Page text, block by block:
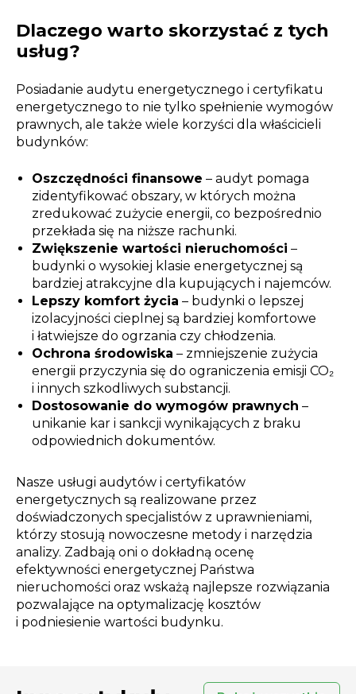
Dlaczego warto skorzystać z tych
usług?
Posiadanie audytu energetycznego i certyfikatu
energetycznego to nie tylko spełnienie wymogów
prawnych, ale także wiele korzyści dla właścicieli
budynków:
Oszczędności finansowe – audyt pomaga
zidentyfikować obszary, w których można
zredukować zużycie energii, co bezpośrednio
przekłada się na niższe rachunki.
Zwiększenie wartości nieruchomości –
budynki o wysokiej klasie energetycznej są
bardziej atrakcyjne dla kupujących i najemców.
Lepszy komfort życia – budynki o lepszej
izolacyjności cieplnej są bardziej komfortowe
i łatwiejsze do ogrzania czy chłodzenia.
Ochrona środowiska – zmniejszenie zużycia
energii przyczynia się do ograniczenia emisji CO₂
i innych szkodliwych substancji.
Dostosowanie do wymogów prawnych –
unikanie kar i sankcji wynikających z braku
odpowiednich dokumentów.
Nasze usługi audytów i certyfikatów
energetycznych są realizowane przez
doświadczonych specjalistów z uprawnieniami,
którzy stosują nowoczesne metody i narzędzia
analizy. Zadbają oni o dokładną ocenę
efektywności energetycznej Państwa
nieruchomości oraz wskażą najlepsze rozwiązania
pozwalające na optymalizację kosztów
i podniesienie wartości budynku.